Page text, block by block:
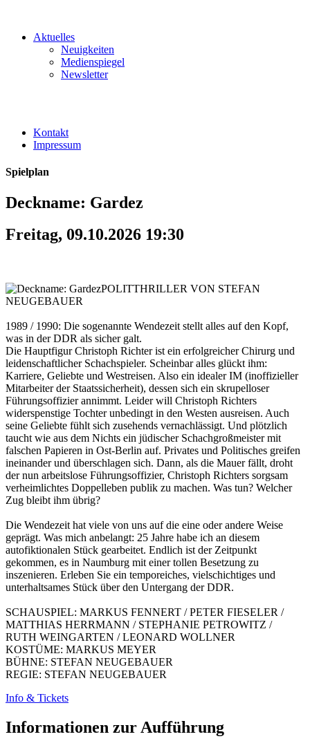
Aktuelles
Neuigkeiten
Medienspiegel
Newsletter
Kontakt
Impressum
Spielplan
Deckname: Gardez
Freitag, 09.10.2026 19:30
POLITTHRILLER VON STEFAN
NEUGEBAUER
1989 / 1990: Die sogenannte Wendezeit stellt alles auf den Kopf,
was in der DDR als sicher galt.
Die Hauptfigur Christoph Richter ist ein erfolgreicher Chirurg und
leidenschaftlicher Schachspieler. Scheinbar alles glückt ihm:
Karriere, Geliebte und Westreisen. Also ein idealer IM (inoffizieller
Mitarbeiter der Staatssicherheit), dessen sich ein skrupelloser
Führungsoffizier annimmt. Leider will Christoph Richters
widerspenstige Tochter unbedingt in den Westen ausreisen. Auch
seine Geliebte fühlt sich zusehends vernachlässigt. Und plötzlich
taucht wie aus dem Nichts ein jüdischer Schachgroßmeister mit
falschen Papieren in Ost-Berlin auf. Privates und Politisches greifen
ineinander und überschlagen sich. Dann, als die Mauer fällt, droht
der nun arbeitslose Führungsoffizier, Christoph Richters sorgsam
verheimlichtes Doppelleben publik zu machen. Was tun? Welcher
Zug bleibt ihm übrig?
Die Wendezeit hat viele von uns auf die eine oder andere Weise
geprägt. Was mich anbelangt: 25 Jahre habe ich an diesem
autofiktionalen Stück gearbeitet. Endlich ist der Zeitpunkt
gekommen, es in Naumburg mit einer tollen Besetzung zu
inszenieren. Erleben Sie ein temporeiches, vielschichtiges und
unterhaltsames Stück über den Untergang der DDR.
SCHAUSPIEL: MARKUS FENNERT / PETER FIESELER /
MATTHIAS HERRMANN / STEPHANIE PETROWITZ /
RUTH WEINGARTEN / LEONARD WOLLNER
KOSTÜME: MARKUS MEYER
BÜHNE: STEFAN NEUGEBAUER
REGIE: STEFAN NEUGEBAUER
Info & Tickets
Informationen zur Aufführung